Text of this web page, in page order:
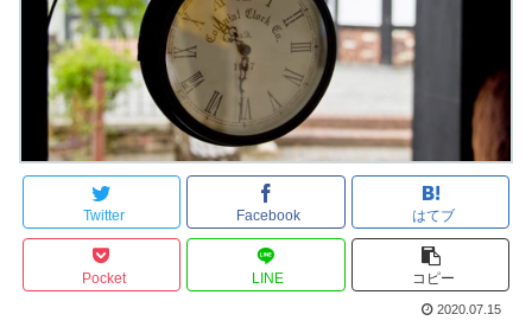
Twitter Facebook はてブ
Pocket LINE コピー
2020.07.15